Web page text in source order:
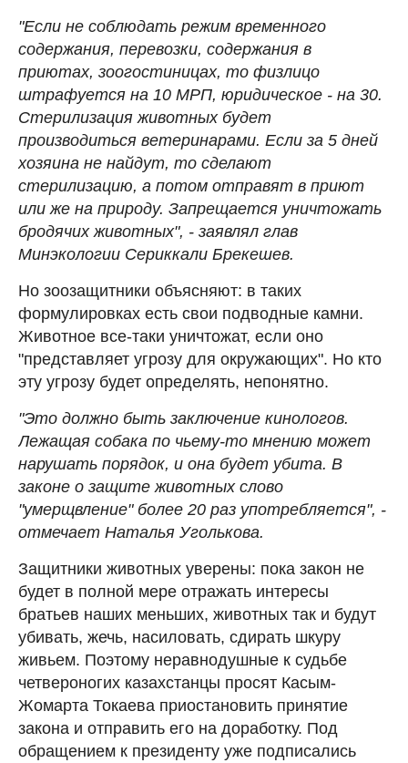
"Если не соблюдать режим временного
содержания, перевозки, содержания в
приютах, зоогостиницах, то физлицо
штрафуется на 10 МРП, юридическое - на 30.
Стерилизация животных будет
производиться ветеринарами. Если за 5 дней
хозяина не найдут, то сделают
стерилизацию, а потом отправят в приют
или же на природу. Запрещается уничтожать
бродячих животных", - заявлял глав
Минэкологии Сериккали Брекешев.
Но зоозащитники объясняют: в таких
формулировках есть свои подводные камни.
Животное все-таки уничтожат, если оно
"представляет угрозу для окружающих". Но кто
эту угрозу будет определять, непонятно.
"Это должно быть заключение кинологов.
Лежащая собака по чьему-то мнению может
нарушать порядок, и она будет убита. В
законе о защите животных слово
"умерщвление" более 20 раз употребляется", -
отмечает Наталья Уголькова.
Защитники животных уверены: пока закон не
будет в полной мере отражать интересы
братьев наших меньших, животных так и будут
убивать, жечь, насиловать, сдирать шкуру
живьем. Поэтому неравнодушные к судьбе
четвероногих казахстанцы просят Касым-
Жомарта Токаева приостановить принятие
закона и отправить его на доработку. Под
обращением к президенту уже подписались